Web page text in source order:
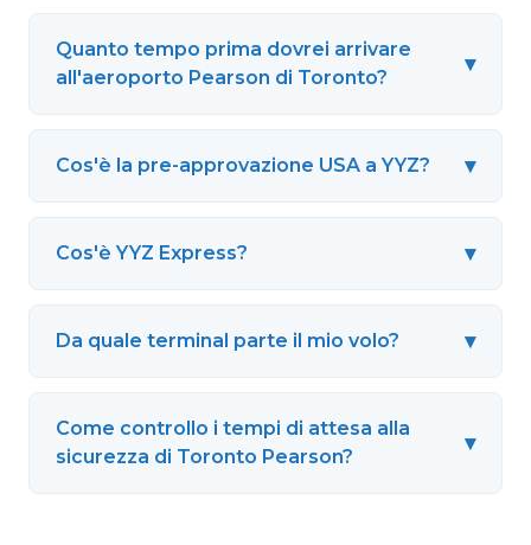
Quanto tempo prima dovrei arrivare
all'aeroporto Pearson di Toronto?
▾
Cos'è la pre-approvazione USA a YYZ? ▾
Cos'è YYZ Express? ▾
Da quale terminal parte il mio volo? ▾
Come controllo i tempi di attesa alla
sicurezza di Toronto Pearson?
▾